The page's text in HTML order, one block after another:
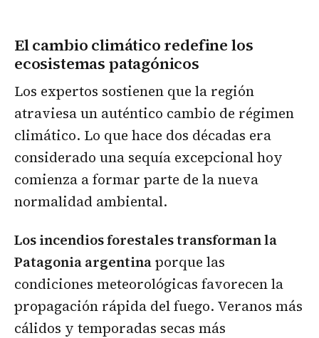
El cambio climático redefine los
ecosistemas patagónicos
Los expertos sostienen que la región
atraviesa un auténtico cambio de régimen
climático. Lo que hace dos décadas era
considerado una sequía excepcional hoy
comienza a formar parte de la nueva
normalidad ambiental.
Los incendios forestales transforman la
Patagonia argentinaporque las
condiciones meteorológicas favorecen la
propagación rápida del fuego. Veranos más
cálidos y temporadas secas más